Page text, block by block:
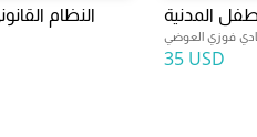
النظام
المدنية
فوزي العوضي
35 USD